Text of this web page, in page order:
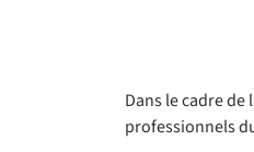
Dans le cadre
professionnels